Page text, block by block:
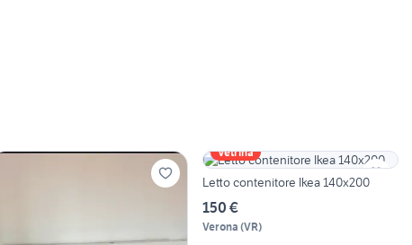
Vetrina
Letto contenitore Ikea 140x200
150 €
Verona (VR)